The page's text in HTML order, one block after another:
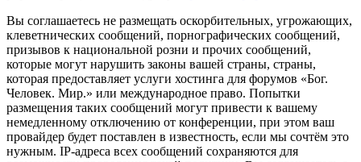
Вы соглашаетесь не размещать оскорбительных, угрожающих,
клеветнических сообщений, порнографических сообщений,
призывов к национальной розни и прочих сообщений,
которые могут нарушить законы вашей страны, страны,
которая предоставляет услуги хостинга для форумов «Бог.
Человек. Мир.» или международное право. Попытки
размещения таких сообщений могут привести к вашему
немедленному отключению от конференции, при этом ваш
провайдер будет поставлен в известность, если мы сочтём это
нужным. IP-адреса всех сообщений сохраняются для